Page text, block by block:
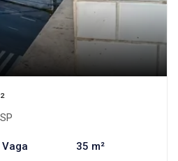
Vaga 35 m²